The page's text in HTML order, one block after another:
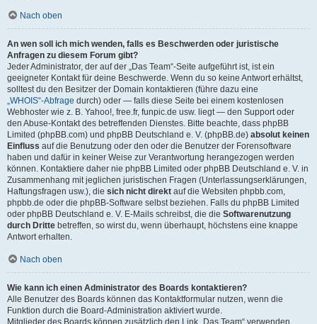
Nach oben
An wen soll ich mich wenden, falls es Beschwerden oder juristische
Anfragen zu diesem Forum gibt?
Jeder Administrator, der auf der „Das Team“-Seite aufgeführt ist, ist ein
geeigneter Kontakt für deine Beschwerde. Wenn du so keine Antwort erhältst,
solltest du den Besitzer der Domain kontaktieren (führe dazu eine
„WHOIS“-Abfrage durch) oder — falls diese Seite bei einem kostenlosen
Webhoster wie z. B. Yahoo!, free.fr, funpic.de usw. liegt — den Support oder
den Abuse-Kontakt des betreffenden Dienstes. Bitte beachte, dass phpBB
Limited (phpBB.com) und phpBB Deutschland e. V. (phpBB.de) absolut keinen
Einfluss auf die Benutzung oder den oder die Benutzer der Forensoftware
haben und dafür in keiner Weise zur Verantwortung herangezogen werden
können. Kontaktiere daher nie phpBB Limited oder phpBB Deutschland e. V. in
Zusammenhang mit jeglichen juristischen Fragen (Unterlassungserklärungen,
Haftungsfragen usw.), die sich nicht direkt auf die Websiten phpbb.com,
phpbb.de oder die phpBB-Software selbst beziehen. Falls du phpBB Limited
oder phpBB Deutschland e. V. E-Mails schreibst, die die Softwarenutzung
durch Dritte betreffen, so wirst du, wenn überhaupt, höchstens eine knappe
Antwort erhalten.
Nach oben
Wie kann ich einen Administrator des Boards kontaktieren?
Alle Benutzer des Boards können das Kontaktformular nutzen, wenn die
Funktion durch die Board-Administration aktiviert wurde.
Mitglieder des Boards können zusätzlich den Link „Das Team“ verwenden.